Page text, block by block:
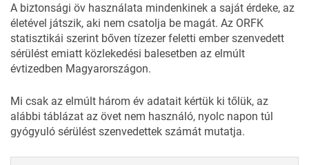
A biztonsági öv használata mindenkinek a saját érdeke, az
életével játszik, aki nem csatolja be magát. Az ORFK
statisztikái szerint bőven tízezer feletti ember szenvedett
sérülést emiatt közlekedési balesetben az elmúlt
évtizedben Magyarországon.
Mi csak az elmúlt három év adatait kértük ki tőlük, az
alábbi táblázat az övet nem használó, nyolc napon túl
gyógyuló sérülést szenvedettek számát mutatja.